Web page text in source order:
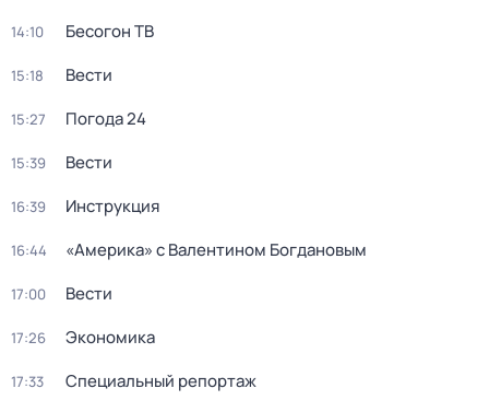
14:10 Бесогон ТВ
15:18 Вести
15:27 Погода 24
15:39 Вести
16:39 Инструкция
16:44 «Америка» с Валентином Богдановым
17:00 Вести
17:26 Экономика
17:33 Специальный репортаж